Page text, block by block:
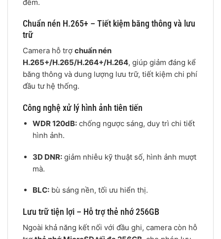
đêm.
Chuẩn nén H.265+ – Tiết kiệm băng thông và lưu
trữ
Camera hỗ trợ chuẩn nén
H.265+/H.265/H.264+/H.264, giúp giảm đáng kể
băng thông và dung lượng lưu trữ, tiết kiệm chi phí
đầu tư hệ thống.
Công nghệ xử lý hình ảnh tiên tiến
WDR 120dB:chống ngược sáng, duy trì chi tiết
hình ảnh.
3D DNR:giảm nhiễu kỹ thuật số, hình ảnh mượt
mà.
BLC:bù sáng nền, tối ưu hiển thị.
Lưu trữ tiện lợi – Hỗ trợ thẻ nhớ 256GB
Ngoài khả năng kết nối với đầu ghi, camera còn hỗ